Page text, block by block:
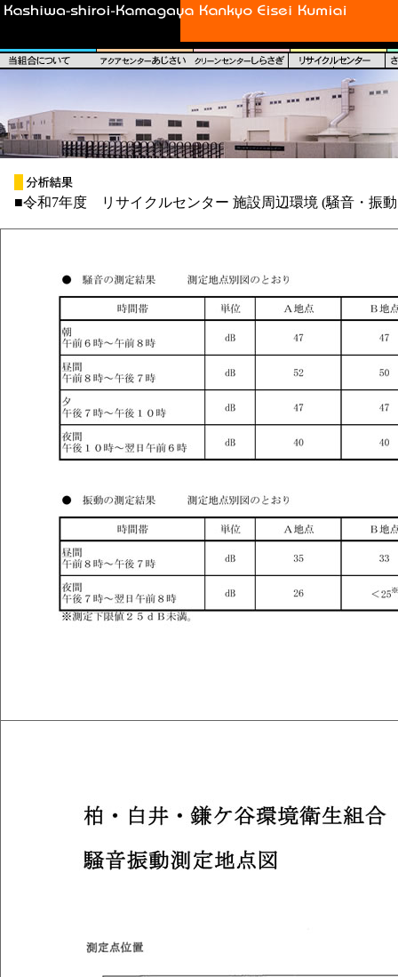
■令和7年度 リサイクルセンター 施設周辺環境 (騒音・振動